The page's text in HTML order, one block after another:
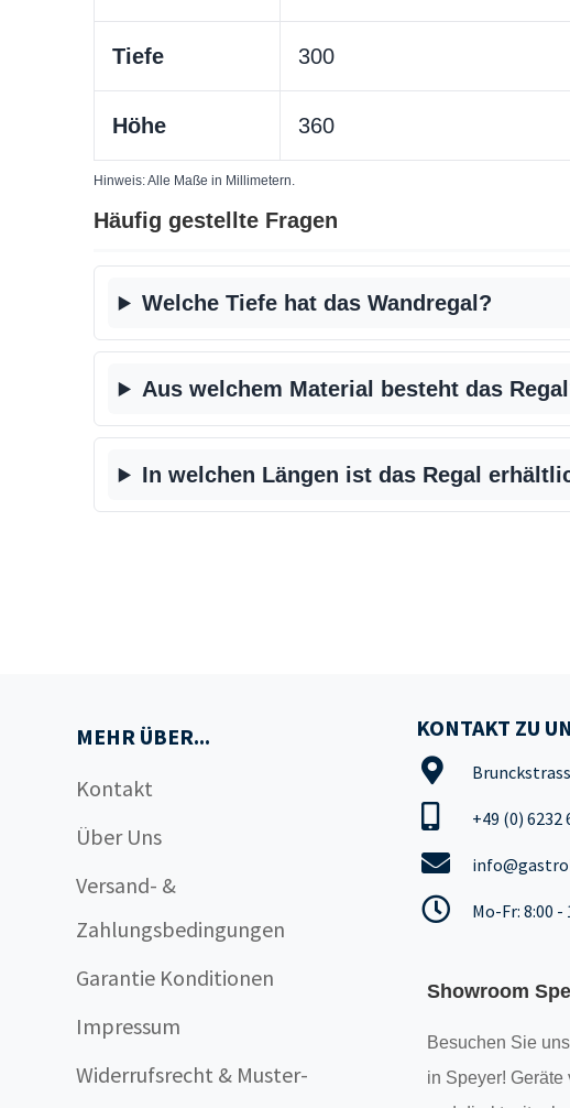
Tiefe 300
Höhe 360
Hinweis: Alle Maße in Millimetern.
Häufig gestellte Fragen
Welche Tiefe hat das Wandregal?
Aus welchem Material besteht das
In welchen Längen ist das Regal
MEHR ÜBER...
Kontakt
Über Uns
Versand- &
Zahlungsbedingungen
Garantie Konditionen
Impressum
Widerrufsrecht & Muster-
KONTAKT ZU
+49 (0) 6232
Mo-Fr: 8:00 -
Showroom
Besuchen Sie
in Speyer! Geräte